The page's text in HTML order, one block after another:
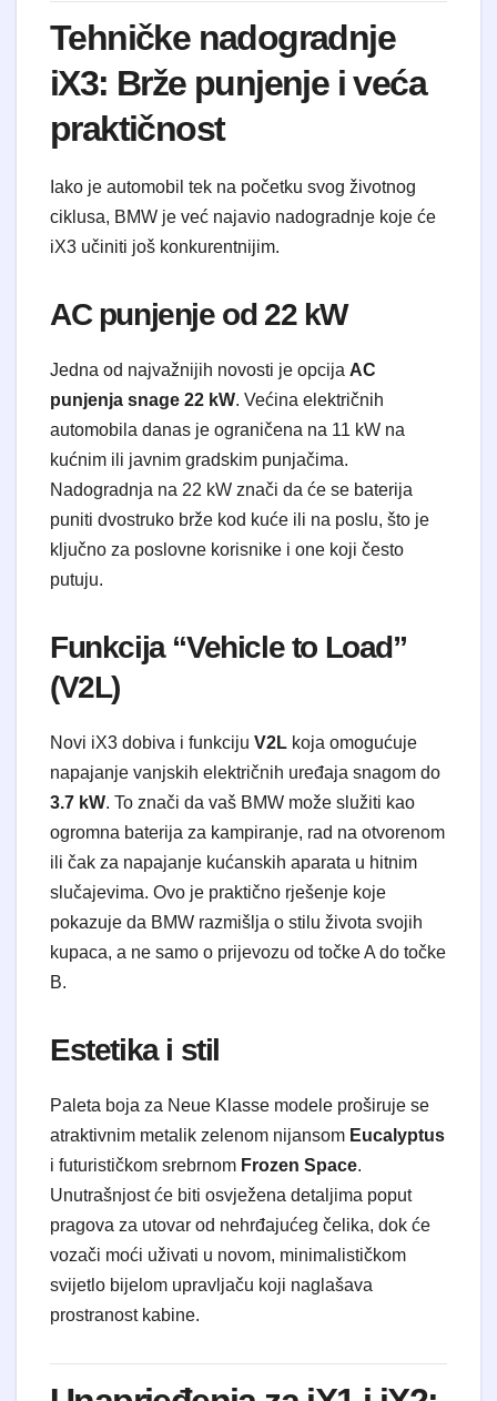
Tehničke nadogradnje
iX3: Brže punjenje i veća
praktičnost
Iako je automobil tek na početku svog životnog
ciklusa, BMW je već najavio nadogradnje koje će
iX3 učiniti još konkurentnijim.
AC punjenje od 22 kW
Jedna od najvažnijih novosti je opcija AC
punjenja snage 22 kW. Većina električnih
automobila danas je ograničena na 11 kW na
kućnim ili javnim gradskim punjačima.
Nadogradnja na 22 kW znači da će se baterija
puniti dvostruko brže kod kuće ili na poslu, što je
ključno za poslovne korisnike i one koji često
putuju.
Funkcija “Vehicle to Load”
(V2L)
Novi iX3 dobiva i funkciju V2L koja omogućuje
napajanje vanjskih električnih uređaja snagom do
3.7 kW. To znači da vaš BMW može služiti kao
ogromna baterija za kampiranje, rad na otvorenom
ili čak za napajanje kućanskih aparata u hitnim
slučajevima. Ovo je praktično rješenje koje
pokazuje da BMW razmišlja o stilu života svojih
kupaca, a ne samo o prijevozu od točke A do točke
B.
Estetika i stil
Paleta boja za Neue Klasse modele proširuje se
atraktivnim metalik zelenom nijansom Eucalyptus
i futurističkom srebrnom Frozen Space.
Unutrašnjost će biti osvježena detaljima poput
pragova za utovar od nehrđajućeg čelika, dok će
vozači moći uživati u novom, minimalističkom
svijetlo bijelom upravljaču koji naglašava
prostranost kabine.